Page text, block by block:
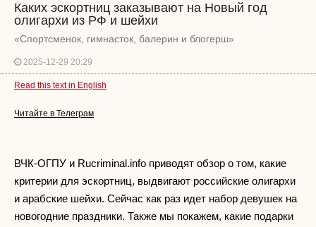
Каких эскортниц заказывают на Новый год
олигархи из РФ и шейхи
«Спортсменок, гимнасток, балерин и блогерш»
2025-12-29 20:29
Read this text in English
Читайте в Телеграм
ВЧК-ОГПУ и Rucriminal.info приводят обзор о том, какие
критерии для эскортниц, выдвигают российские олигархи
и арабские шейхи. Сейчас как раз идет набор девушек на
новогодние праздники. Также мы покажем, какие подарки